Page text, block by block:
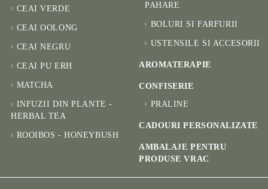
CEAI VERDE
CEAI OOLONG
CEAI NEGRU
CEAI PU ERH
MATCHA
INFUZII DIN PLANTE -
HERBAL TEA
ROOIBOS - HONEYBUSH
PAHARE
BOLURI SI FARFURII
USTENSILE SI ACCESORII
AROMATERAPIE
CONFISERIE
PRALINE
CADOURI PERSONALIZATE
AMBALAJE PENTRU
PRODUSE VRAC